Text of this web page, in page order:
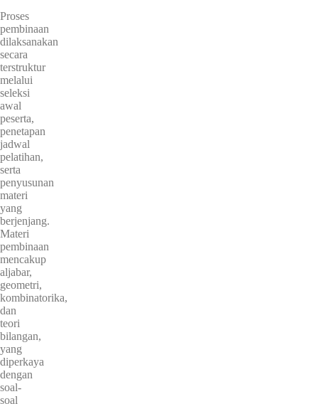
Proses
pembinaan
dilaksanakan
secara
terstruktur
melalui
seleksi
awal
peserta,
penetapan
jadwal
pelatihan,
serta
penyusunan
materi
yang
berjenjang.
Materi
pembinaan
mencakup
aljabar,
geometri,
kombinatorika,
dan
teori
bilangan,
yang
diperkaya
dengan
soal-
soal